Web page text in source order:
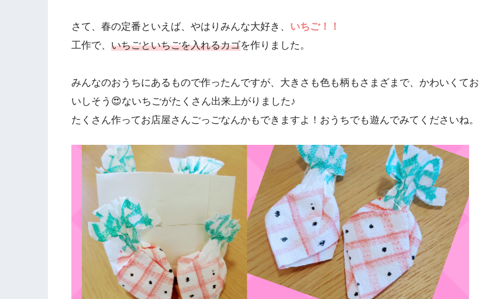
さて、春の定番といえば、やはりみんな大好き、 いちご！！
工作で、 いちごといちごを入れるカゴを作りました。
みんなのおうちにあるもので作ったんですが、大きさも色も柄もさまざまで、かわいくてお
いしそう😍ないちごがたくさん出来上がりました♪
たくさん作ってお店屋さんごっごなんかもできますよ！おうちでも遊んでみてくださいね。